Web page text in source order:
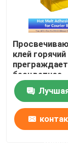
клей
преграждает
бесцветное
прочное